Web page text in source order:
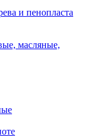
и пенопласта
масляные,